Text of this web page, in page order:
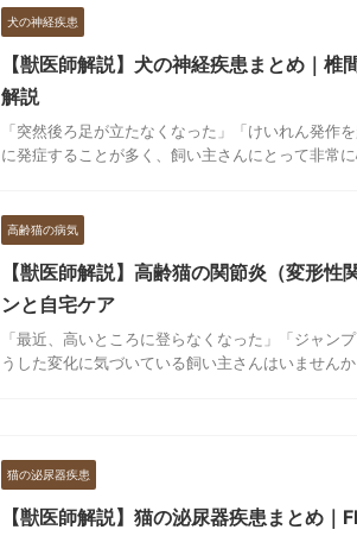
犬の神経疾患
【獣医師解説】犬の神経疾患まとめ｜
解説
「突然後ろ足が立たなくなった」「けいれん発
に発症することが多く、飼い主さんにとって非常
高齢猫の病気
【獣医師解説】高齢猫の関節炎（変形
ンと自宅ケア
「最近、高いところに登らなくなった」「ジャ
うした変化に気づいている飼い主さんはいません
猫の泌尿器疾患
【獣医師解説】猫の泌尿器疾患まとめ